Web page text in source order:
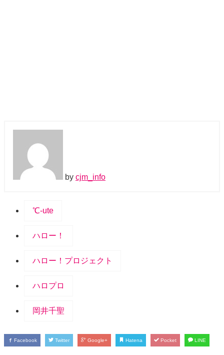
by cjm_info
℃-ute
ハロー！
ハロー！プロジェクト
ハロプロ
岡井千聖
Facebook Twitter Google+ Hatena Pocket LINE